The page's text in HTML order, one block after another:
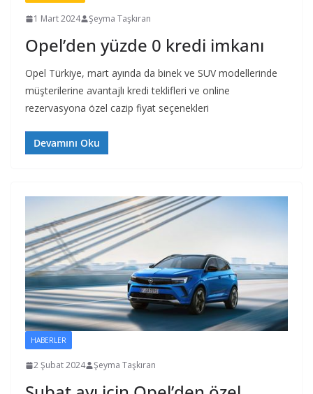
1 Mart 2024 Şeyma Taşkıran
Opel’den yüzde 0 kredi imkanı
Opel Türkiye, mart ayında da binek ve SUV modellerinde
müşterilerine avantajlı kredi teklifleri ve online
rezervasyona özel cazip fiyat seçenekleri
Devamını Oku
HABERLER
2 Şubat 2024 Şeyma Taşkıran